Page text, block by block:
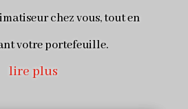
chez vous, tout en
votre portefeuille.
lire plus